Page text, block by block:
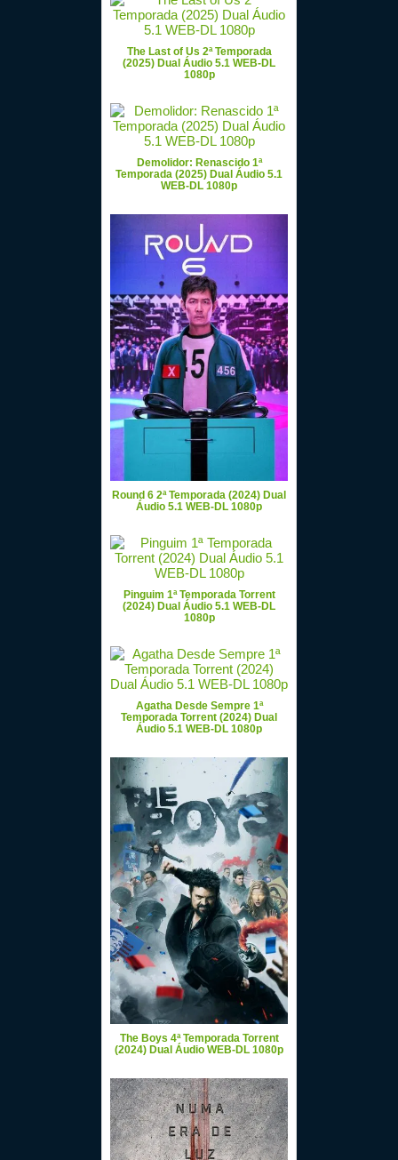
The Last of Us 2ª Temporada
(2025) Dual Áudio 5.1 WEB-DL
1080p
Demolidor: Renascido 1ª
Temporada (2025) Dual Áudio 5.1
WEB-DL 1080p
Round 6 2ª Temporada (2024) Dual
Áudio 5.1 WEB-DL 1080p
Pinguim 1ª Temporada Torrent
(2024) Dual Áudio 5.1 WEB-DL
1080p
Agatha Desde Sempre 1ª
Temporada Torrent (2024) Dual
Áudio 5.1 WEB-DL 1080p
The Boys 4ª Temporada Torrent
(2024) Dual Áudio WEB-DL 1080p